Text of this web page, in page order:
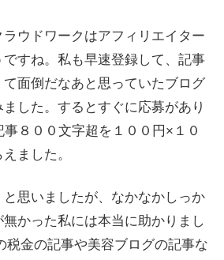
ウドワークはアフィリエイター
すね。私も早速登録して、記事
面倒だなあと思っていたブログ
した。するとすぐに応募があり
事８００文字超を１００円×１０
ました。
と思いましたが、なかなかしっか
かった私には本当に助かりまし
税金の記事や美容ブログの記事な